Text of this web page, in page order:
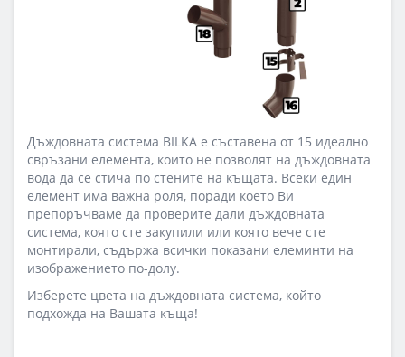
Дъждовната система BILKA е съставена от 15 идеално
свръзани елемента, които не позволят на дъждовната
вода да се стича по стените на къщата. Всеки един
елемент има важна роля, поради което Ви
препоръчваме да проверите дали дъждовната
система, която сте закупили или която вече сте
монтирали, съдържа всички показани елеминти на
изображението по-долу.
Изберете цвета на дъждовната система, който
подхожда на Вашата къща!